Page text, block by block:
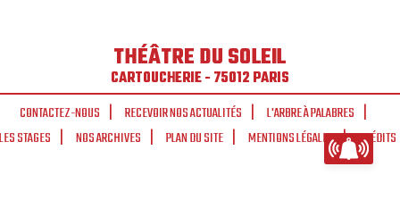
THÉÂTRE DU SOLEIL
CARTOUCHERIE - 75012 PARIS
CONTACTEZ-NOUS
RECEVOIR NOS ACTUALITÉS
L'ARBRE À PALABRES
LES STAGES
NOS ARCHIVES PLAN DU SITE MENTIONS LÉGALES CRÉDITS